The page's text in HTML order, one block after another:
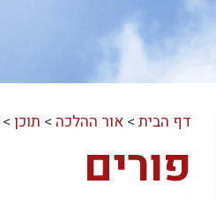
דף הבית> אור ההלכה > תוכן>
פורים